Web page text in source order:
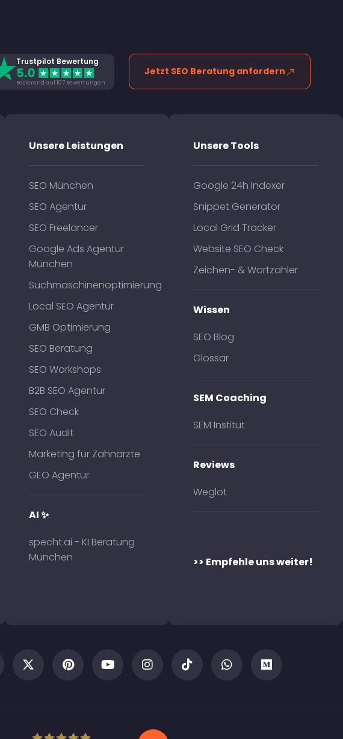
Trustpilot Bewertung
Basierend auf 107 Bewertungen
Jetzt SEO Beratung anfordern
Unsere Leistungen
SEO München
SEO Agentur
SEO Freelancer
Google Ads Agentur
München
Suchmaschinenoptimierung
Local SEO Agentur
GMB Optimierung
SEO Beratung
SEO Workshops
B2B SEO Agentur
SEO Check
SEO Audit
Marketing für Zahnärzte
GEO Agentur
AI ✨
specht.ai - KI Beratung
München
Unsere Tools
Google 24h Indexer
Snippet Generator
Local Grid Tracker
Website SEO Check
Zeichen- & Wortzähler
Wissen
SEO Blog
Glossar
SEM Coaching
SEM Institut
Reviews
Weglot
>> Empfehle uns weiter!